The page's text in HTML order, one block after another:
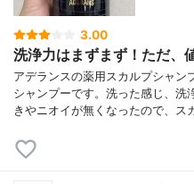
3.00
洗浄力はまずまず！ただ、
アデランスの薬用スカルプシャン
シャンプーです。洗った感じ、洗
きやニオイが無くなったので、ス